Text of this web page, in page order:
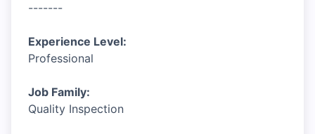
-------
Experience Level:
Professional
Job Family:
Quality Inspection